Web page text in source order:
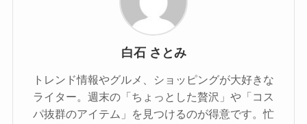
白石 さとみ
トレンド情報やグルメ、ショッピングが大好きな
ライター。週末の「ちょっとした贅沢」や「コス
パ抜群のアイテム」を見つけるのが得意です。忙